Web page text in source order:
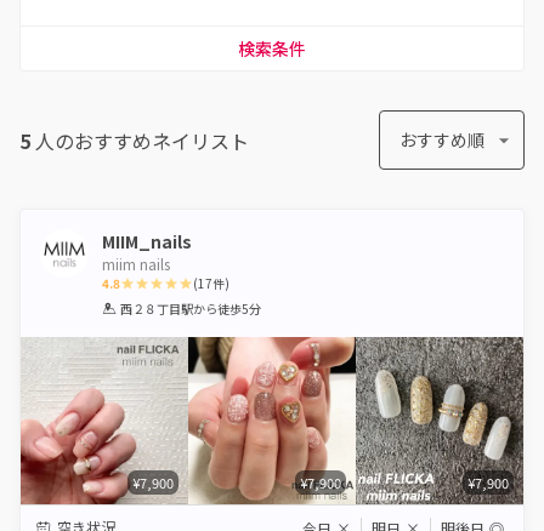
検索条件
5 人のおすすめネイリスト おすすめ順
MIIM_nails
miim nails
4.8
1 2 3 4 5
(17件)
西２８丁目駅から徒歩5分
¥7,900 ¥7,900 ¥7,900